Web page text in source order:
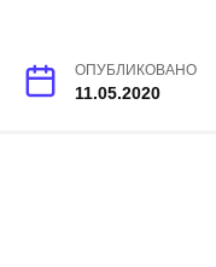
ОПУБЛИКОВАНО
11.05.2020